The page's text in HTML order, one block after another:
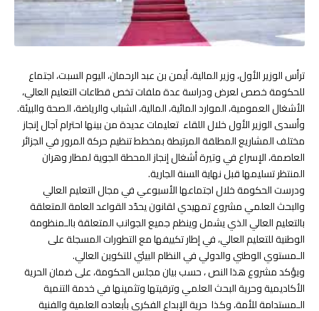
ترأس الوزير الأول، وزير المالية، أيمن بن عبد الرحمان، اليوم السبت، اجتماع
للحكومة خصص لعرض ودراسة عدة ملفات تخص قطاعات التعليم العالي،
الأشغال العمومية، الموارد المائية، المالية، الشباب والرياضة، الصحة والبيئة.
وأسدى الوزير الأول خلال اللقاء تعليمات عديدة من بينها احترام آجال إنجاز
مختلف المشاريع المطلقة المرتبطة بمخطط تنظيم حركة المرور في الجزائر
العاصمة، الإسراع في وتيرة أشغال إنجاز المحطة الجوية لمطار وهران
المنتظر تسليمها قبل نهاية السنة الجارية.
ودرست الحكومة خلال اجتماعها الأسبوعي في مجال التعليم العالي
والبحث العلمي مشروع تمهيدي لقانون يحدّد القواعد العامة المتعلقة
بالتعليم العالي الذي يشمل وينظم جميع الجوانب المتعلقة بالـمنظومة
الوطنية للتعليم العالي، في إطار تكييفها مع التطورات المسجلة على
الـمستوي الوطني والدولي في النظام البيئي للتكوين العالي.
ويؤكد مشروع هذا النص ، حسب بيان مجلس الحكومة، على ضمان الحرية
الأكاديمية وحرية البحث العلمي وترقيتها وتثمينها في خدمة التنمية
الـمستدامة للأمة، وكذا حرية الإبداع الفكري بأبعاده العلمية والفنية